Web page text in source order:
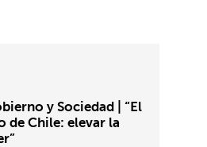
y Sociedad | “El
de Chile: elevar la